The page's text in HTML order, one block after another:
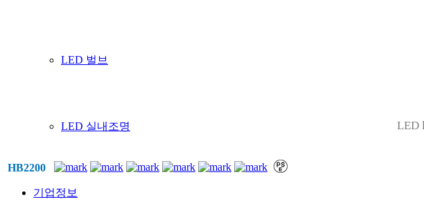
LED 벌브
LED 실내조명
기업정보
LED
HB2200